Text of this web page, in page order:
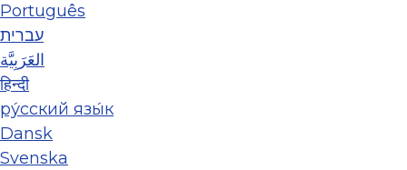
Português
עברית
العَرَبِيَّة
हिन्दी
ру́сский язы́к
Dansk
Svenska